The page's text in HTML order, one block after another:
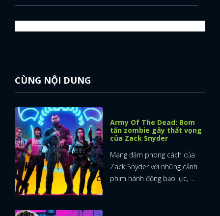
CÙNG NỘI DUNG
Army Of The Dead: Bom
tấn zombie gây thất vọng
của Zack Snyder
Mang đậm phong cách của
Zack Snyder với những cảnh
phim hành động bạo lực, ...